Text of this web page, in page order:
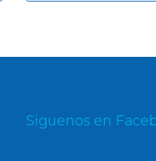
Siguenos en